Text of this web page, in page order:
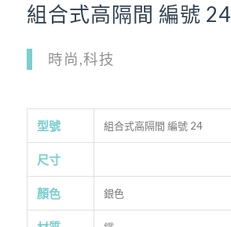
組合式高隔間 編號 24
時尚,科技
型號 組合式高隔間 編號 24
尺寸
顏色 銀色